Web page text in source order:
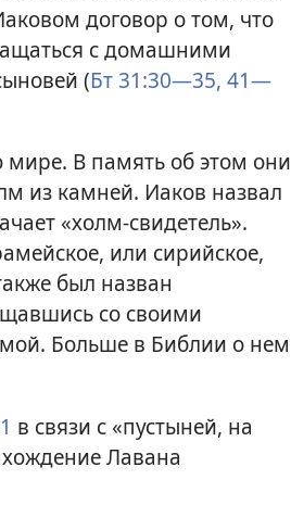
договор о том, что
с домашними
(Бт 31:30—35, 41—
В память об этом они
из камней. Иаков назвал
«холм-свидетель».
или сирийское,
был назван
со своими
Больше в Библии о нем
в связи с «пустыней, на
Лавана